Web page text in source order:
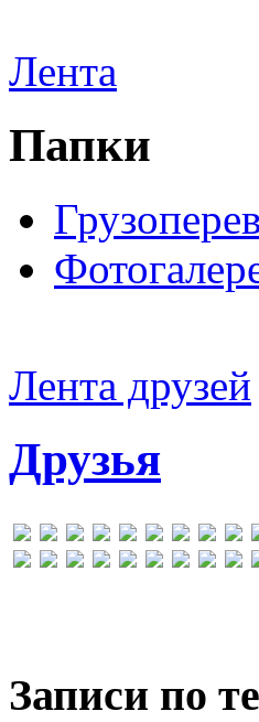
Лента
Папки
Лента друзей
Друзья
Записи по